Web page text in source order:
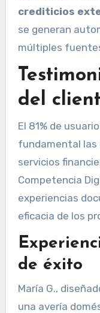
crediticios
se generan
múltiples
del
El 81% de
fundamental las
servicios
Competencia
experiencias
eficacia de los
de éxito
María G.,
una avería